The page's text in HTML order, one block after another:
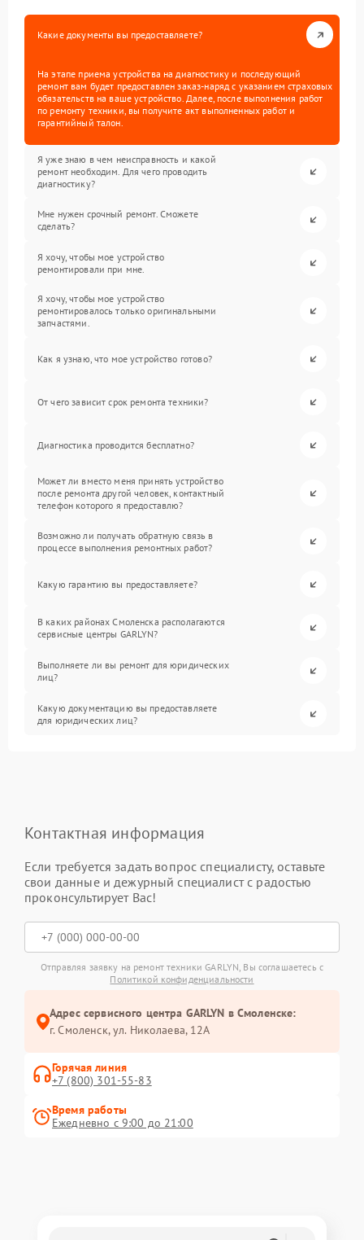
Какие документы вы предоставляете?
На этапе приема устройства на диагностику и последующий
ремонт вам будет предоставлен заказ-наряд с указанием страховых
обязательств на ваше устройство. Далее, после выполнения работ
по ремонту техники, вы получите акт выполненных работ и
гарантийный талон.
Я уже знаю в чем неисправность и какой
ремонт необходим. Для чего проводить
диагностику?
Мне нужен срочный ремонт. Сможете
сделать?
Я хочу, чтобы мое устройство
ремонтировали при мне.
Я хочу, чтобы мое устройство
ремонтировалось только оригинальными
запчастями.
Как я узнаю, что мое устройство готово?
От чего зависит срок ремонта техники?
Диагностика проводится бесплатно?
Может ли вместо меня принять устройство
после ремонта другой человек, контактный
телефон которого я предоставлю?
Возможно ли получать обратную связь в
процессе выполнения ремонтных работ?
Какую гарантию вы предоставляете?
В каких районах Смоленска располагаются
сервисные центры GARLYN?
Выполняете ли вы ремонт для юридических
лиц?
Какую документацию вы предоставляете
для юридических лиц?
Контактная информация
Если требуется задать вопрос специалисту, оставьте
свои данные и дежурный специалист с радостью
проконсультирует Вас!
Отправляя заявку на ремонт техники GARLYN, Вы соглашаетесь с
Политикой конфиденциальности
Адрес сервисного центра GARLYN в Смоленске:
г. Смоленск, ул. Николаева, 12А
Горячая линия
+7 (800) 301-55-83
Время работы
Ежедневно с 9:00 до 21:00